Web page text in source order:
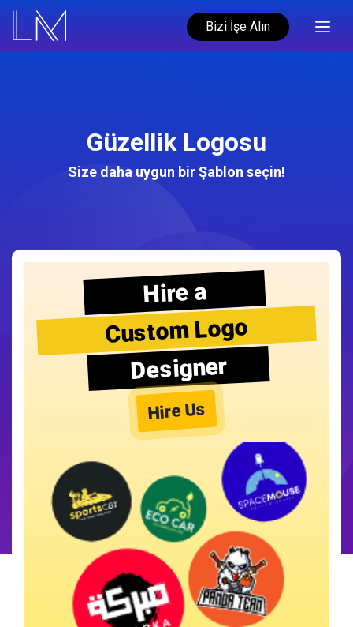
Bizi İşe Alın
Güzellik Logosu
Size daha uygun bir Şablon seçin!
Hire a
Custom Logo
Designer
Hire Us